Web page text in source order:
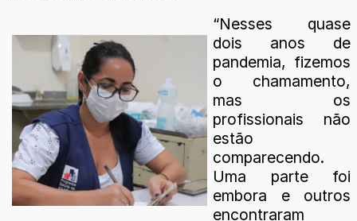
“Nesses quase
dois anos de
pandemia, fizemos
o chamamento,
mas os
profissionais não
estão
comparecendo.
Uma parte foi
embora e outros
encontraram